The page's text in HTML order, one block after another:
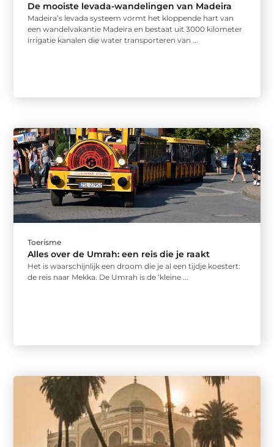
De mooiste levada-wandelingen van Madeira
Madeira’s levada systeem vormt het kloppende hart van
een wandelvakantie Madeira en bestaat uit 3000 kilometer
irrigatie kanalen die water transporteren van ...
Toerisme
Alles over de Umrah: een reis die je raakt
Het is waarschijnlijk een droom die je al een tijdje koestert:
de reis naar Mekka. De Umrah is de ‘kleine ...